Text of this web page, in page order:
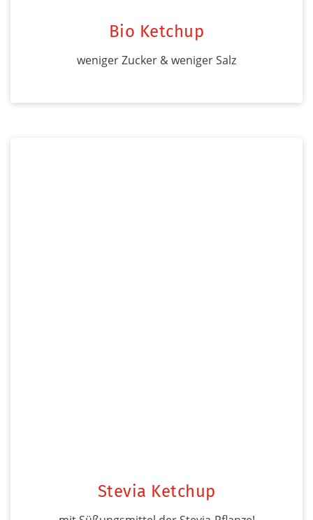
Bio Ketchup
weniger Zucker & weniger Salz
Stevia Ketchup